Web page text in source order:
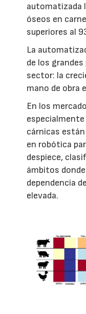
automatizada
óseos en
superiores al
La
de los
sector: la
mano de obra
En los
cárnicas
en robótica
despiece,
ámbitos
dependencia
elevada.